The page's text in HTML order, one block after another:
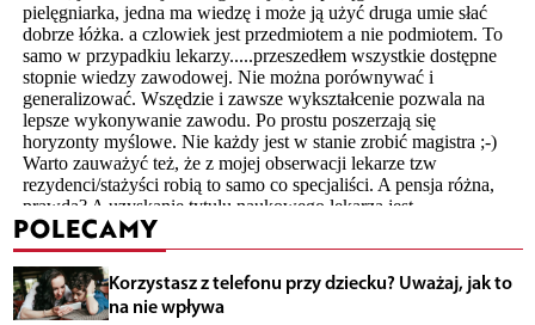
POLECAMY
Korzystasz z telefonu przy dziecku? Uważaj, jak to
na nie wpływa